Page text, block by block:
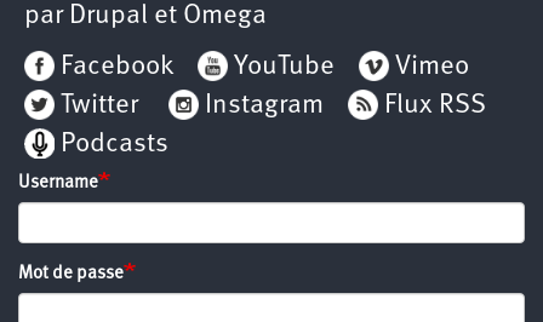
par Drupal et Omega
Facebook
YouTube
Vimeo
Twitter
Instagram
Flux RSS
Podcasts
Username
Mot de passe